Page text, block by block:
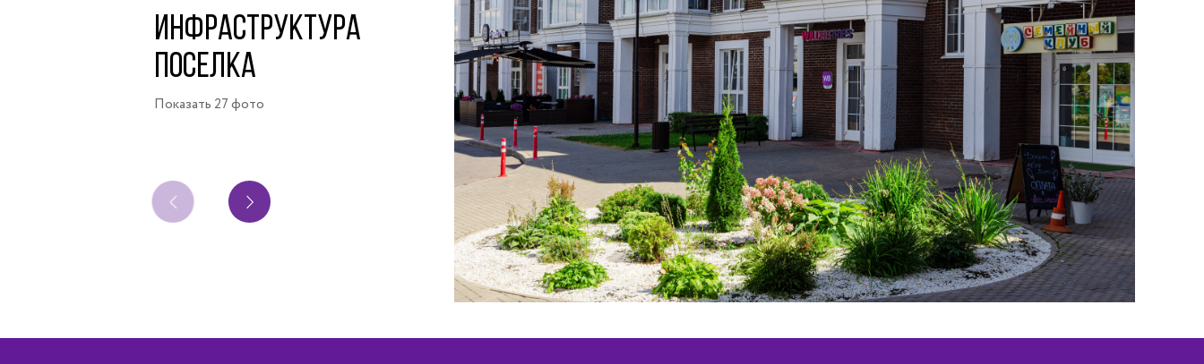
ИНФРАСТРУКТУРА
ПОСЕЛКА
Показать 27 фото